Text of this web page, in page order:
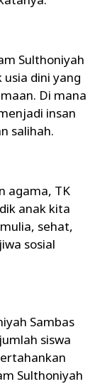
Sulthoniyah
dini yang
Di mana
insan
salihah.
agama, TK
anak kita
sehat,
sosial
Sambas
siswa
Sulthoniyah